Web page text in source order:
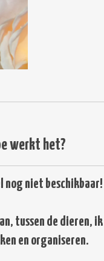
werkt het?
nog niet beschikbaar!
tussen de dieren,
en organiseren.